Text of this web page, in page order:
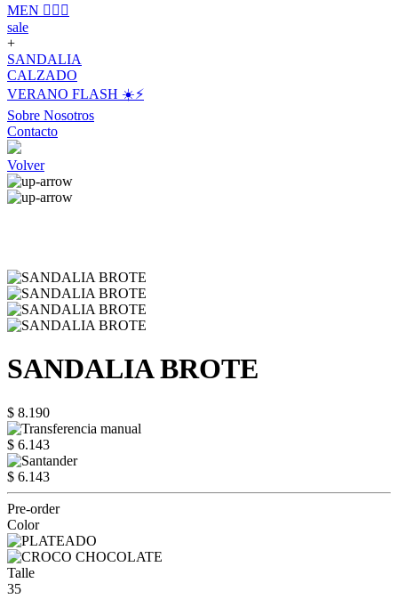
MEN 🙋🏽‍♂️
sale
+
SANDALIA
CALZADO
VERANO FLASH ☀️⚡️
Sobre Nosotros
Contacto
Volver
SANDALIA BROTE
$ 8.190
$ 6.143
$ 6.143
Pre-order
Color
Talle
35